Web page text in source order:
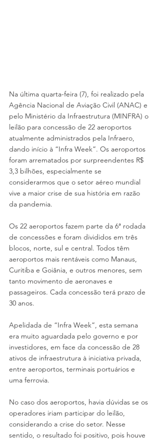
Na última quarta-feira (7), foi realizado pela
Agência Nacional de Aviação Civil (ANAC) e
pelo Ministério da Infraestrutura (MINFRA) o
leilão para concessão de 22 aeroportos
atualmente administrados pela Infraero,
dando início à “Infra Week”. Os aeroportos
foram arrematados por surpreendentes R$
3,3 bilhões, especialmente se
considerarmos que o setor aéreo mundial
vive a maior crise de sua história em razão
da pandemia.
Os 22 aeroportos fazem parte da 6ª rodada
de concessões e foram divididos em três
blocos, norte, sul e central. Todos têm
aeroportos mais rentáveis como Manaus,
Curitiba e Goiânia, e outros menores, sem
tanto movimento de aeronaves e
passageiros. Cada concessão terá prazo de
30 anos.
Apelidada de “Infra Week”, esta semana
era muito aguardada pelo governo e por
investidores, em face da concessão de 28
ativos de infraestrutura à iniciativa privada,
entre aeroportos, terminais portuários e
uma ferrovia.
No caso dos aeroportos, havia dúvidas se os
operadores iriam participar do leilão,
considerando a crise do setor. Nesse
sentido, o resultado foi positivo, pois houve